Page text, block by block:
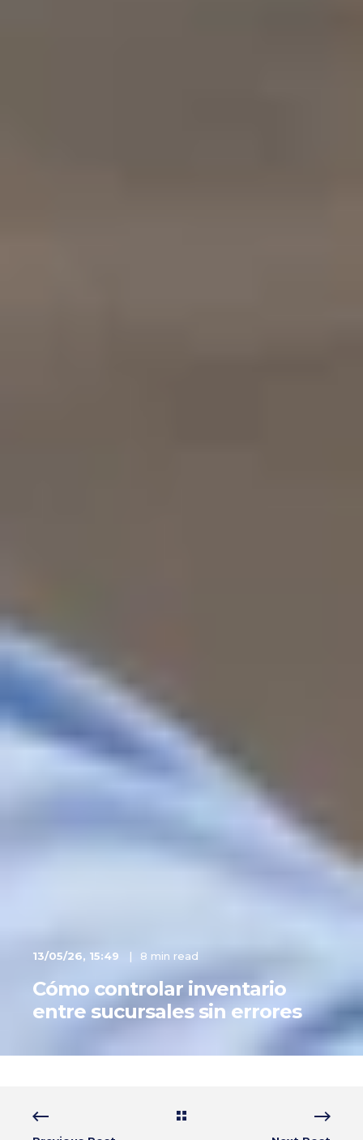
13/05/26, 15:49 8 min read
Cómo controlar inventario
entre sucursales sin errores